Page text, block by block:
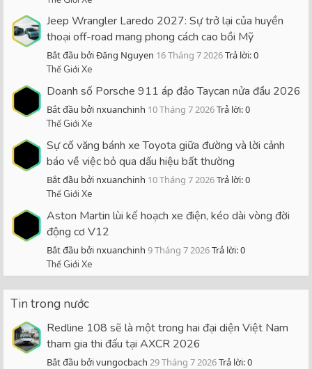
Jeep Wrangler Laredo 2027: Sự trở lại của huyền
thoại off-road mang phong cách cao bồi Mỹ
Bắt đầu bởi Đăng Nguyen 16 Tháng 7 2026Trả lời: 0
Thế Giới Xe
Doanh số Porsche 911 áp đảo Taycan nửa đầu 2026
Bắt đầu bởi nxuanchinh 10 Tháng 7 2026Trả lời: 0
Thế Giới Xe
Sự cố văng bánh xe Toyota giữa đường và lời cảnh
báo về việc bỏ qua dấu hiệu bất thường
Bắt đầu bởi nxuanchinh 10 Tháng 7 2026Trả lời: 0
Thế Giới Xe
Aston Martin lùi kế hoạch xe điện, kéo dài vòng đời
động cơ V12
Bắt đầu bởi nxuanchinh 9 Tháng 7 2026Trả lời: 0
Thế Giới Xe
Tin trong nước
Redline 108 sẽ là một trong hai đại diện Việt Nam
tham gia thi đấu tại AXCR 2026
Bắt đầu bởi vungocbach 29 Tháng 7 2026Trả lời: 0